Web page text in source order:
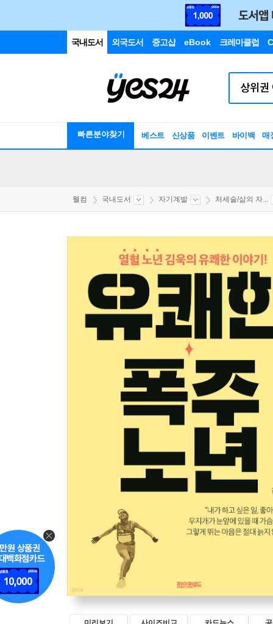
국내도서 외국도서 중고샵 eBook 크레마클럽
빠른분야찾기 베스트 신상품 이벤트 바이백 매
웰컴 국내도서 자기계발 처세술/삶의 자...